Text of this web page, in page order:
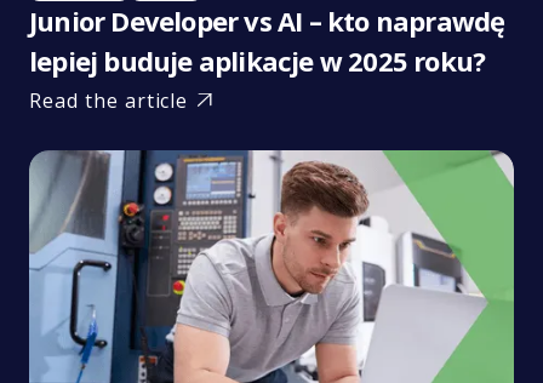
Junior Developer vs AI – kto naprawdę
lepiej buduje aplikacje w 2025 roku?
Read the article 